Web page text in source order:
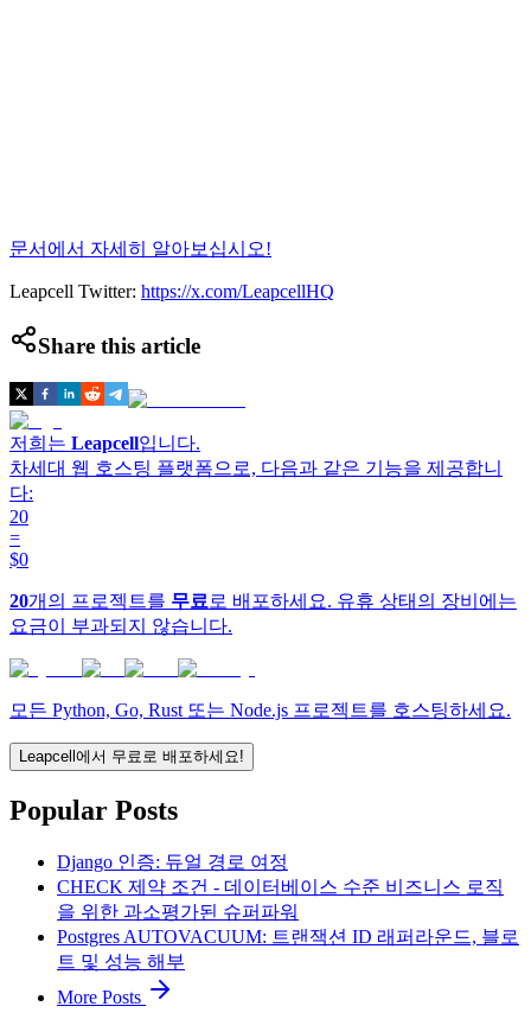
문서에서 자세히 알아보십시오!
Leapcell Twitter: https://x.com/LeapcellHQ
Share this article
저희는 Leapcell입니다.
차세대 웹 호스팅 플랫폼으로, 다음과 같은 기능을 제공합니
다:
20
=
$0
20개의 프로젝트를 무료 로 배포하세요. 유휴 상태의 장비에는
요금이 부과되지 않습니다.
모든 Python, Go, Rust 또는 Node.js 프로젝트를 호스팅하세요.
Leapcell에서 무료로 배포하세요!
Popular Posts
Django 인증: 듀얼 경로 여정
CHECK 제약 조건 - 데이터베이스 수준 비즈니스 로직
을 위한 과소평가된 슈퍼파워
Postgres AUTOVACUUM: 트랜잭션 ID 래퍼라운드, 블로
트 및 성능 해부
More Posts